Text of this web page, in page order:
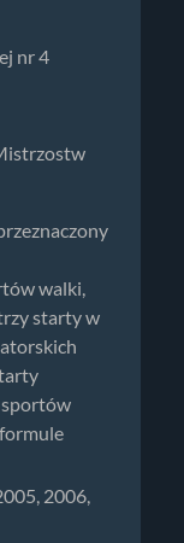
nr 4
walki,
starty w
sportów
2006,